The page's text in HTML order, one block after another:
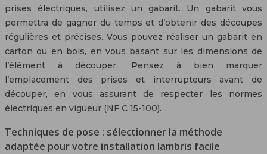
prises électriques, utilisez un gabarit. Un gabarit vous
permettra de gagner du temps et d’obtenir des découpes
régulières et précises. Vous pouvez réaliser un gabarit en
carton ou en bois, en vous basant sur les dimensions de
l’élément à découper. Pensez à bien marquer
l’emplacement des prises et interrupteurs avant de
découper, en vous assurant de respecter les normes
électriques en vigueur (NF C 15-100).
Techniques de pose : sélectionner la méthode
adaptée pour votre installation lambris facile